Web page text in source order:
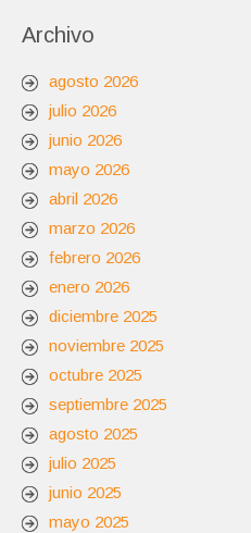
Archivo
agosto 2026
julio 2026
junio 2026
mayo 2026
abril 2026
marzo 2026
febrero 2026
enero 2026
diciembre 2025
noviembre 2025
octubre 2025
septiembre 2025
agosto 2025
julio 2025
junio 2025
mayo 2025